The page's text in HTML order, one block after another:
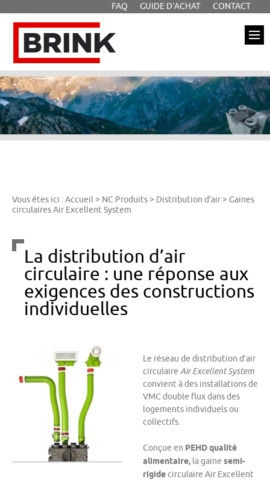
FAQ GUIDE D’ACHAT
CONTACT
Menu principal
au
contenu
Vous êtes ici :Accueil > NC Produits > Distribution d'air > Gaines
circulaires Air Excellent System
La distribution d’air
circulaire : une réponse aux
exigences des constructions
individuelles
Le réseau de distribution d’air
circulaire Air Excellent System
convient à des installations de
VMC double flux dans des
logements individuels ou
collectifs.
Conçue en PEHD qualité
alimentaire, la gaine semi-
rigidecirculaire Air Excellent